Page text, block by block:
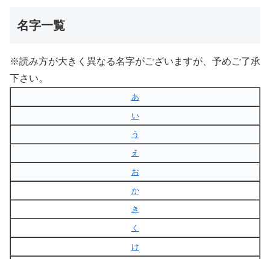
名字一覧
※読み方が大きく異なる名字がございますが、予めご了承
下さい。
あ
い
う
え
お
か
き
く
け